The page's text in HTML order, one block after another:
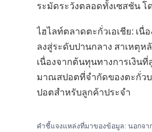
ระมัดระวังตลอดทั้งเซสชัน
ไฮไลท์ตลาดตะกั่วเอเชีย: เ
ลงสู่ระดับปานกลาง สาเหตุห
เนื่องจากต้นทุนทางการเงิน
มาณสปอตที่จำกัดของตะกั่ว
ปอตสำหรับลูกค้าประจำ
คำชี้แจงแหล่งที่มาของข้อมูล: นอกจ